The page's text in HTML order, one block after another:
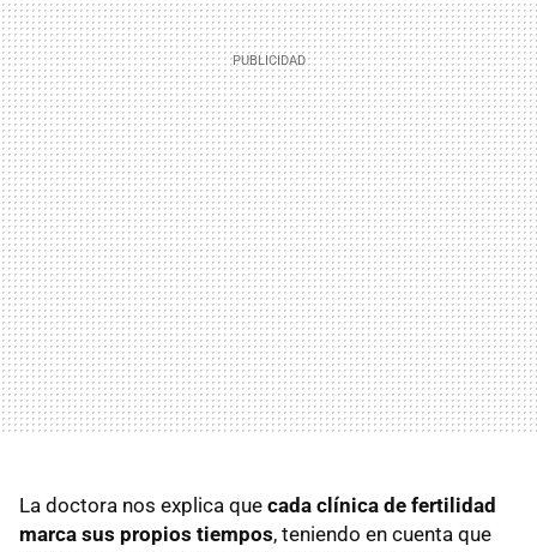
La doctora nos explica que cada clínica de fertilidad
marca sus propios tiempos, teniendo en cuenta que